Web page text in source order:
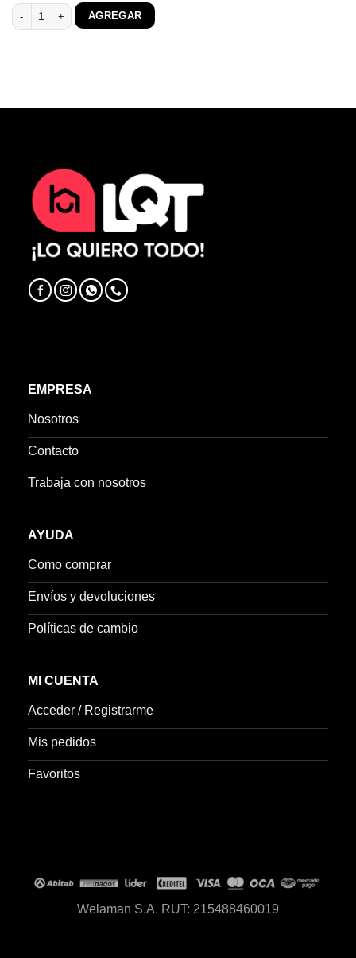
original
era:
$ 26.750.
es:
$ 17.388.
Sillon Sofa Living 3 Cuerpos Tapizado En Pu Alta Calidad cantidad
AGREGAR
EMPRESA
Nosotros
Contacto
Trabaja con nosotros
AYUDA
Como comprar
Envíos y devoluciones
Políticas de cambio
MI CUENTA
Acceder / Registrarme
Mis pedidos
Favoritos
Welaman S.A. RUT: 215488460019